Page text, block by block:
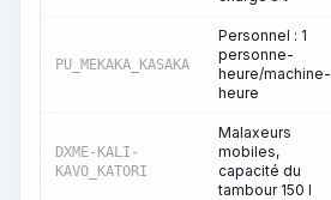
PU_MEKAKA_KASAKA
Personnel : 1
personne-
heure/machine-
heure
DXME-KALI-
KAVO_KATORI
Malaxeurs
mobiles,
capacité du
tambour 150 l